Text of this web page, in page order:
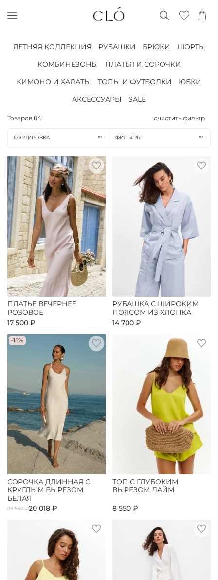
ЛЕТНЯЯ КОЛЛЕКЦИЯ РУБАШКИ БРЮКИ
ШОРТЫ
КОМБИНЕЗОНЫ
ПЛАТЬЯ И СОРОЧКИ
КИМОНО И ХАЛАТЫ
ТОПЫ И ФУТБОЛКИ
ЮБКИ
АКСЕССУАРЫ
SALE
Товаров 84 очистить фильтр
СОРТИРОВКА ФИЛЬТРЫ
ПЛАТЬЕ ВЕЧЕРНЕЕ
РОЗОВОЕ
17 500 ₽
РУБАШКА С ШИРОКИМ
ПОЯСОМ ИЗ ХЛОПКА
14 700 ₽
-15%
СОРОЧКА ДЛИННАЯ С
КРУГЛЫМ ВЫРЕЗОМ
БЕЛАЯ
23 550 ₽20 018 ₽
ТОП С ГЛУБОКИМ
ВЫРЕЗОМ ЛАЙМ
8 550 ₽